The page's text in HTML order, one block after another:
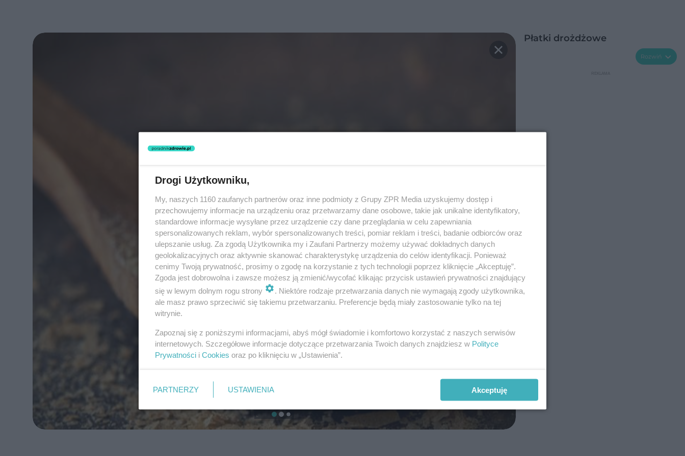
Płatki drożdżowe
Rozwiń
Drogi Użytkowniku,
My, naszych 1160 zaufanych partnerów oraz inne podmioty z Grupy ZPR Media uzyskujemy dostęp i
przechowujemy informacje na urządzeniu oraz przetwarzamy dane osobowe, takie jak unikalne identyfikatory,
standardowe informacje wysyłane przez urządzenie czy dane przeglądania w celu zapewniania
spersonalizowanych reklam, wybór spersonalizowanych treści, pomiar reklam i treści, badanie odbiorców oraz
ulepszanie usług. Za zgodą Użytkownika my i Zaufani Partnerzy możemy używać dokładnych danych
geolokalizacyjnych oraz aktywnie skanować charakterystykę urządzenia do celów identyfikacji. Ponieważ
cenimy Twoją prywatność, prosimy o zgodę na korzystanie z tych technologii poprzez kliknięcie „Akceptuję”.
Zgoda jest dobrowolna i zawsze możesz ją zmienić/wycofać klikając przycisk ustawień prywatności znajdujący
się w lewym dolnym rogu strony
. Niektóre rodzaje przetwarzania danych nie wymagają zgody użytkownika,
ale masz prawo sprzeciwić się takiemu przetwarzaniu. Preferencje będą miały zastosowanie tylko na tej
witrynie.
Zapoznaj się z poniższymi informacjami, abyś mógł świadomie i komfortowo korzystać z naszych serwisów
internetowych. Szczegółowe informacje dotyczące przetwarzania Twoich danych znajdziesz w Polityce
Prywatności i Cookies oraz po kliknięciu w „Ustawienia”.
PARTNERZY USTAWIENIA Akceptuję